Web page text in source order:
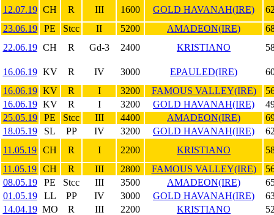
12.07.19 CH R III 1600 GOLD HAVANAH(IRE)
23.06.19
PE Stcc II 5200 AMADEON(IRE)
22.06.19 CH R Gd-3 2400 KRISTIANO
16.06.19 KV R IV 3000 EPAULED(IRE)
16.06.19 KV R I 3200 FAMOUS VALLEY(IRE)
16.06.19 KV R I 3200 GOLD HAVANAH(IRE)
25.05.19
PE Stcc III 4400 AMADEON(IRE)
18.05.19
SL PP IV 3200 GOLD HAVANAH(IRE)
11.05.19 CH R I 2200 KRISTIANO
11.05.19 CH R III 2800 FAMOUS VALLEY(IRE)
08.05.19
PE Stcc III 3500 AMADEON(IRE)
01.05.19
LL PP IV 3000 GOLD HAVANAH(IRE)
14.04.19 MO R III 2200 KRISTIANO